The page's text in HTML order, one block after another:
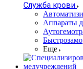
Служба крови
Аппараты
Еще